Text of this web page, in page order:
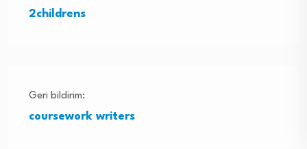
2childrens
Geri bildirim:
coursework writers